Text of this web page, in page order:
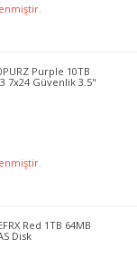
Purple 10TB
7x24 Güvenlik 3.5"
Red 1TB 64MB
Disk